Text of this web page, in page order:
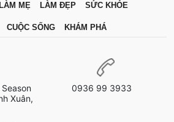
LÀM MẸ LÀM ĐẸP SỨC KHỎE
CUỘC SỐNG KHÁM PHÁ
Xuân,
0936 99 3933